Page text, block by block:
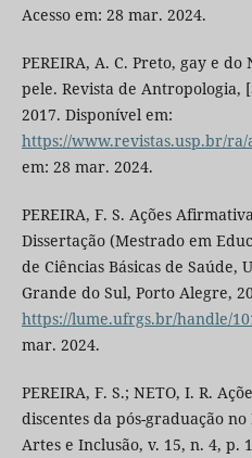
Acesso em: 28 mar. 2024.
PEREIRA, A. C. Preto, gay e
pele. Revista de Antropologia,
2017. Disponível em:
https://www.revistas.usp.br/
em: 28 mar. 2024.
PEREIRA, F. S. Ações
Dissertação (Mestrado em
de Ciências Básicas de Saúde,
Grande do Sul, Porto Alegre,
https://lume.ufrgs.br/handle/
mar. 2024.
PEREIRA, F. S.; NETO, I. R.
discentes da pós-graduação no
Artes e Inclusão, v. 15, n. 4, p.